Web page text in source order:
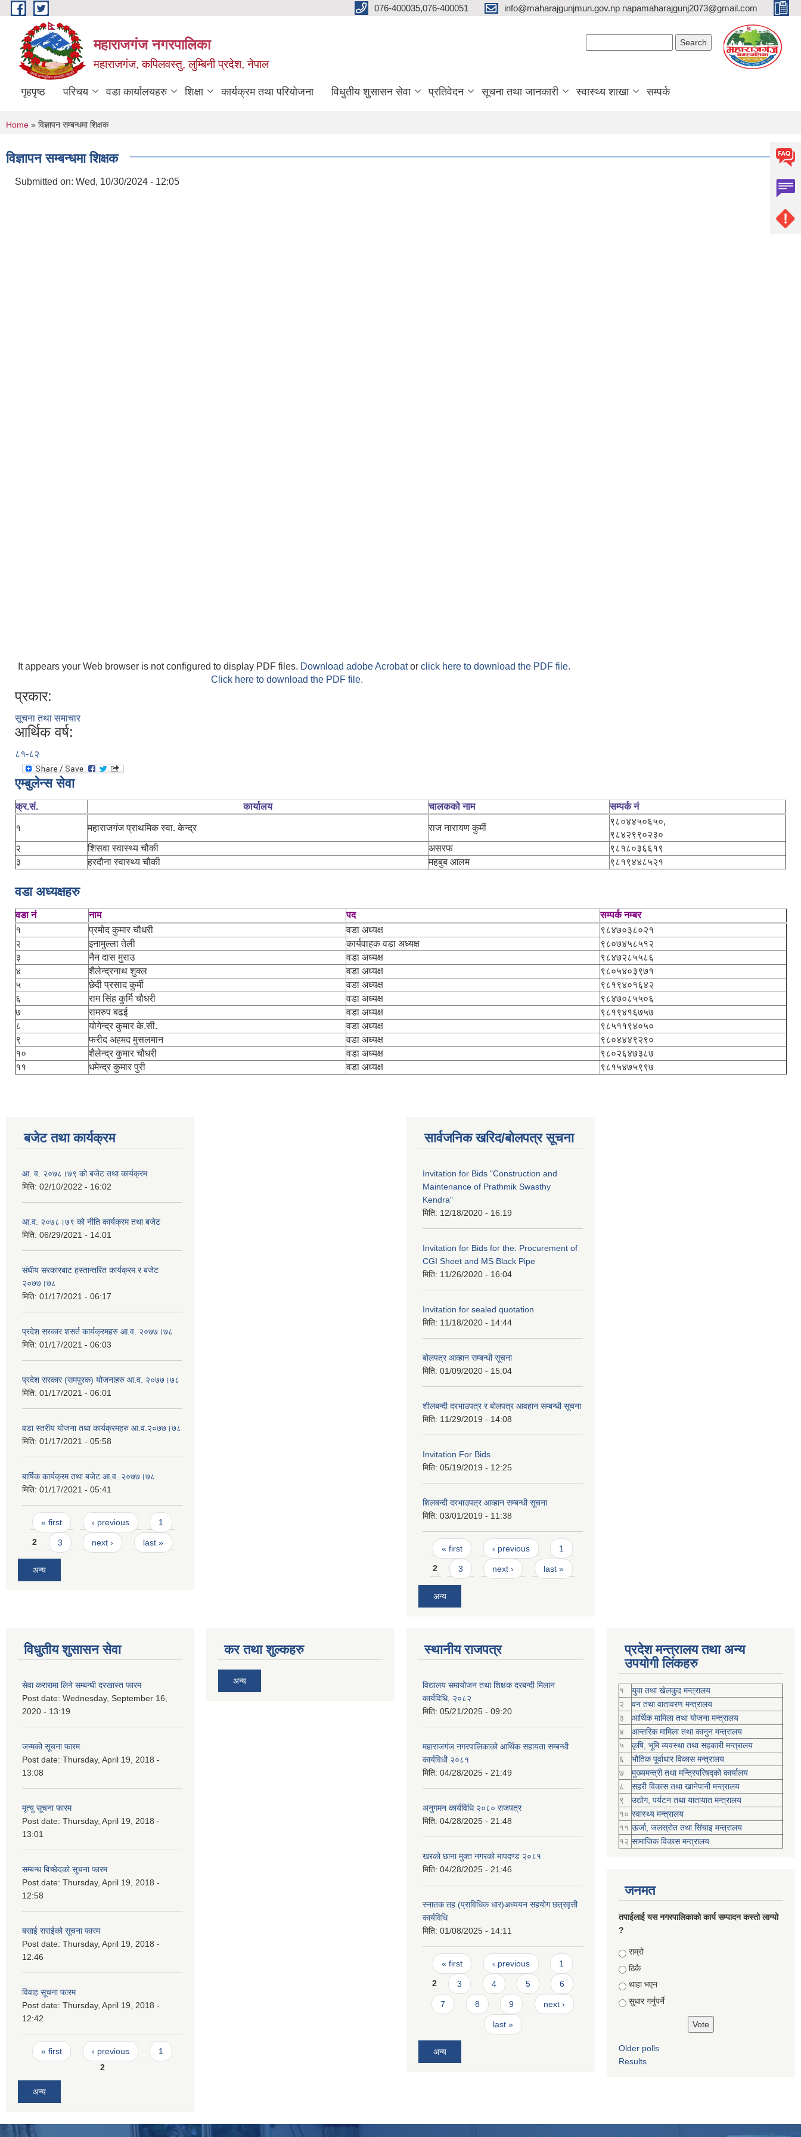
Skip to main content 076-400035,076-400051 info@maharajgunjmun.gov.np napamaharajgunj2073@gmail.com
महाराजगंज नगरपालिका
महाराजगंज, कपिलवस्तु, लुम्बिनी प्रदेश, नेपाल
गृहपृष्ठ परिचय वडा कार्यालयहरु शिक्षा कार्यक्रम तथा परियोजना विधुतीय शुसासन सेवा प्रतिवेदन सूचना तथा जानकारी स्वास्थ्य शाखा सम्पर्क
You are here
Home » विज्ञापन सम्बन्धमा शिक्षक
विज्ञापन सम्बन्धमा शिक्षक
Submitted on: Wed, 10/30/2024 - 12:05
It appears your Web browser is not configured to display PDF files. Download adobe Acrobator click here to download the PDF file.
Click here to download the PDF file.
प्रकार:
सूचना तथा समाचार
आर्थिक वर्ष:
८१-८२
एम्बुलेन्स सेवा
क्र.सं. कार्यालय चालकको नाम सम्पर्क नं
१ महाराजगंज प्राथमिक स्वा. केन्द्र राज नारायण कुर्मी
९८०४४५०६५०,
९८४२९९०२३०
२
शिसवा स्वास्थ्य चौकी असरफ
९८१८०३६६१९
३
हरदौना स्वास्थ्य चौकी महबुब आलम ९८१९४४८५२१
वडा अध्यक्षहरु
वडा नं नाम पद
सम्पर्क नम्बर
१
प्रमोद कुमार चौधरी वडा अध्यक्ष
९८४७०३८०२१
२
इनामुल्ला तेली कार्यवाहक वडा अध्यक्ष
९८०७४५८५१२
३
नैन दास मुराउ वडा अध्यक्ष
९८४७२८५५८६
४
शैलेन्द्रनाथ शुक्ल वडा अध्यक्ष
९८०५४०३९७१
५
छेदी प्रसाद कुर्मी वडा अध्यक्ष
९८१९४०१६४२
६
राम सिंह कुर्मि चौधरी वडा अध्यक्ष
९८४७०८५५०६
७
रामरुप बढई वडा अध्यक्ष
९८१९४१६७५७
८
योगेन्द्र कुमार के.सी. वडा अध्यक्ष
९८५११९४०५०
९
फरीद अहमद मुसलमान वडा अध्यक्ष
९८०४४४९२९०
१०
शैलेन्द्र कुमार चौधरी वडा अध्यक्ष
९८०२६४७३८७
११
धमेन्द्र कुमार पुरी वडा अध्यक्ष ९८१५४७५९९७
बजेट तथा कार्यक्रम
आ. व. २०७८।७९ को बजेट तथा कार्यक्रम
मिति: 02/10/2022 - 16:02
आ.व. २०७८।७९ को नीति कार्यक्रम तथा बजेट
मिति: 06/29/2021 - 14:01
संघीय सरकारबाट हस्तान्तरित कार्यक्रम र बजेट
२०७७।७८
मिति: 01/17/2021 - 06:17
प्रदेश सरकार शसर्त कार्यक्रमहरु आ.व. २०७७।७८
मिति: 01/17/2021 - 06:03
प्रदेश सरकार (समपुरक) योजनाहरु आ.व. २०७७।७८
मिति: 01/17/2021 - 06:01
वडा स्तरीय योजना तथा कार्यक्रमहरु आ.व.२०७७।७८
मिति: 01/17/2021 - 05:58
बार्षिक कार्यक्रम तथा बजेट आ.व..२०७७।७८
मिति: 01/17/2021 - 05:41
Pages
« first ‹ previous 1
2 3 next › last »
अन्य
सार्वजनिक खरिद/बोलपत्र सूचना
Invitation for Bids "Construction and
Maintenance of Prathmik Swasthy
Kendra"
मिति: 12/18/2020 - 16:19
Invitation for Bids for the: Procurement of
CGI Sheet and MS Black Pipe
मिति: 11/26/2020 - 16:04
Invitation for sealed quotation
मिति: 11/18/2020 - 14:44
बोलपत्र आव्हान सम्बन्धी सूचना
मिति: 01/09/2020 - 15:04
शीलबन्दी दरभाउपत्र र बोलपत्र आवहान सम्बन्धी सूचना
मिति: 11/29/2019 - 14:08
Invitation For Bids
मिति: 05/19/2019 - 12:25
शिलबन्दी दरभाउपत्र आव्हान सम्बन्धी सूचना
मिति: 03/01/2019 - 11:38
Pages
« first ‹ previous 1
2 3 next › last »
अन्य
विधुतीय शुसासन सेवा
सेवा करारामा लिने सम्बन्धी दरखास्त फारम
Post date: Wednesday, September 16,
2020 - 13:19
जन्मको सूचना फारम
Post date: Thursday, April 19, 2018 -
13:08
मृत्यु सूचना फारम
Post date: Thursday, April 19, 2018 -
13:01
सम्बन्ध बिच्छेदको सूचना फारम
Post date: Thursday, April 19, 2018 -
12:58
बसाई सराईको सूचना फारम
Post date: Thursday, April 19, 2018 -
12:46
विवाह सूचना फारम
Post date: Thursday, April 19, 2018 -
12:42
Pages
« first ‹ previous
1
2
अन्य
कर तथा शुल्कहरु
अन्य
स्थानीय राजपत्र
विद्यालय समायोजन तथा शिक्षक दरबन्दी मिलान
कार्यविधि, २०८२
मिति: 05/21/2025 - 09:20
महाराजगंज नगरपालिकाको आर्थिक सहायता सम्बन्धी
कार्यविधी २०८१
मिति: 04/28/2025 - 21:49
अनुगमन कार्यविधि २०८० राजपत्र
मिति: 04/28/2025 - 21:48
खरको छाना मुक्त नगरको मापदण्ड २०८१
मिति: 04/28/2025 - 21:46
स्नातक तह (प्राविधिक धार)अध्ययन सहयोग छत्रवृत्ती
कार्यविधि
मिति: 01/08/2025 - 14:11
Pages
« first ‹ previous 1
2 3 4 5 6
7 8 9 next ›
last »
अन्य
प्रदेश मन्त्रालय तथा अन्य
उपयोगी लिंकहरु
१
युवा तथा खेलकुद मन्त्रालय
२
वन तथा वातावरण मन्त्रालय
३
आर्थिक मामिला तथा योजना मन्त्रालय
४
आन्तरिक मामिला तथा कानुन मन्त्रालय
५
कृषि, भूमि व्यवस्था तथा सहकारी मन्त्रालय
६
भौतिक पूर्वाधार विकास मन्त्रालय
७
मुख्यमन्त्री तथा मन्त्रिपरिषद्को कार्यालय
८
सहरी विकास तथा खानेपानी मन्त्रालय
९
उद्योग, पर्यटन तथा यातायात मन्त्रालय
१० स्वास्थ्य मन्त्रालय
११ ऊर्जा, जलस्रोत तथा सिंचाइ मन्त्रालय
१२ सामाजिक विकास मन्‍‍त्रालय
जनमत
तपाईलाई यस नगरपालिकाको कार्य सम्पादन कस्तो लाग्यो
?
Choices
राम्रो
ठिकै
थाहा भएन
सुधार गर्नुपर्ने
Older polls
Results